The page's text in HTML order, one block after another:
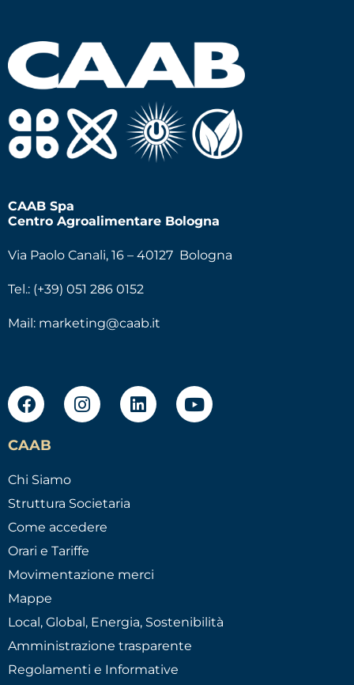
CAAB Spa
Centro Agroalimentare Bologna
Via Paolo Canali, 16 – 40127 Bologna
Tel.: (+39) 051 286 0152
Mail: marketing@caab.it
CAAB
Chi Siamo
Struttura Societaria
Come accedere
Orari e Tariffe
Movimentazione merci
Mappe
Local, Global, Energia, Sostenibilità
Amministrazione trasparente
Regolamenti e Informative